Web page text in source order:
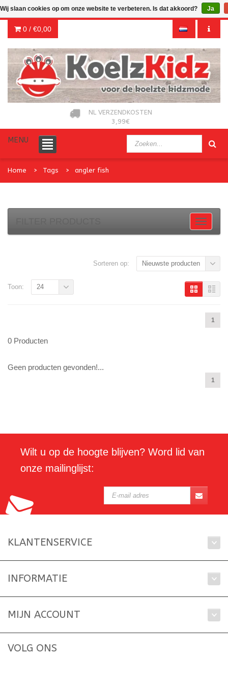
0 / €0,00
NL VERZENDKOSTEN
3,99€
MENU
Home Tags angler fish
Sorteren op: Nieuwste producten
1
Toon: 24
0 Producten
Geen producten gevonden!...
1
Wilt u op de hoogte blijven? Word lid van
onze mailinglijst:
KLANTENSERVICE
INFORMATIE
MIJN ACCOUNT
VOLG ONS
Wij slaan cookies op om onze website te verbeteren. Is dat akkoord? Ja